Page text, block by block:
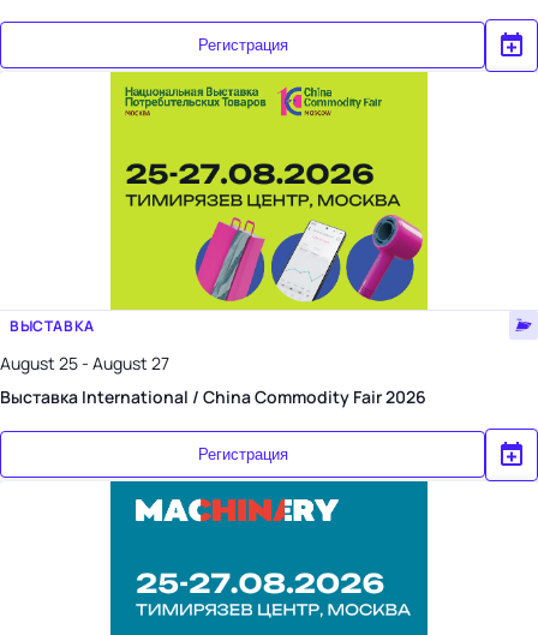
Регистрация
ВЫСТАВКА
August 25 - August 27
Выставка International / China Commodity Fair 2026
Регистрация